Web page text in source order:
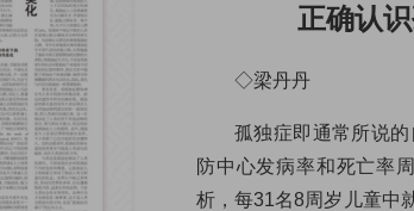
正确认
◇梁丹丹
孤独症即通常所说
防中心发病率和死亡率
析，每31名8周岁儿童中